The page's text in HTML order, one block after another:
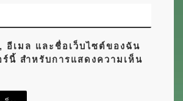
อีเมล และชื่อเว็บไซต์ของฉัน
ร์นี้ สำหรับการแสดงความเห็น